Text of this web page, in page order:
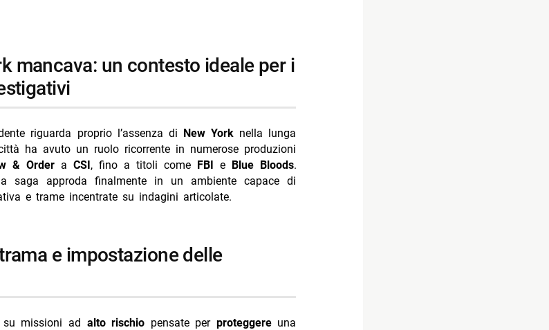
riguarda proprio l’assenza di New York nella lunga
ha avuto un ruolo ricorrente in numerose produzioni
& Order aCSI, fino a titoli come FBI e Blue Bloods.
saga approda finalmente in un ambiente capace di
e trame incentrate su indagini articolate.
missioni ad alto rischio pensate per proteggereuna